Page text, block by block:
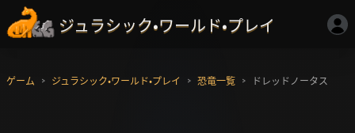
ジュラシック・ワールド・プレイ
ゲーム ジュラシック・ワールド・プレイ 恐竜一覧 ドレッドノータス